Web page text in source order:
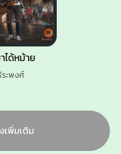
ได้หม้าย
ระพงศ์
เพิ่มเติม